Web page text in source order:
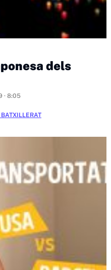
dels
· 8:05
BATXILLERAT